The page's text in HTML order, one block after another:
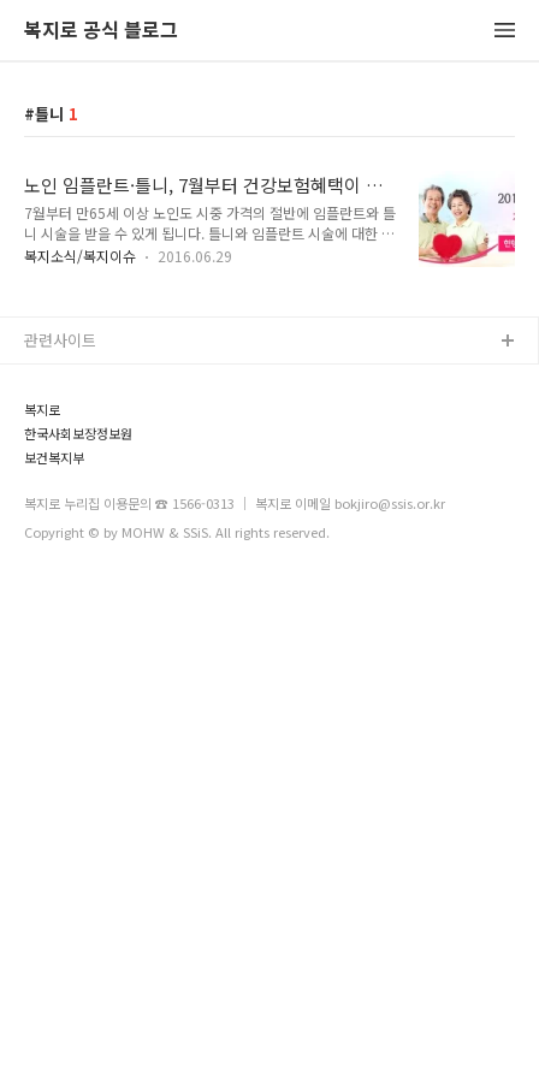
복지로 공식 블로그
틀니 1
노인 임플란트·틀니, 7월부터 건강보험혜택이 확
대됩니다.
7월부터 만65세 이상 노인도 시중 가격의 절반에 임플란트와 틀
니 시술을 받을 수 있게 됩니다. 틀니와 임플란트 시술에 대한 건
강보험 적용 연령이 내달 1일부터 현행 만70세 이상에서 65세
담하면 됩니다. 다만, 건강보험 적용으로 임플란트 시술을 받으
기 때문입니다. 앞니 임플란트도 어금니 임플란트가 불가능한 때
에만 건강보험 적..
복지소식/복지이슈 2016.06.29
복지로
한국사회보장정보원
보건복지부
복지로 누리집 이용문의 ☎ 1566-0313 ｜ 복지로 이메일 bokjiro@ssis.or.kr
Copyright © by MOHW & SSiS. All rights reserved.
관련사이트